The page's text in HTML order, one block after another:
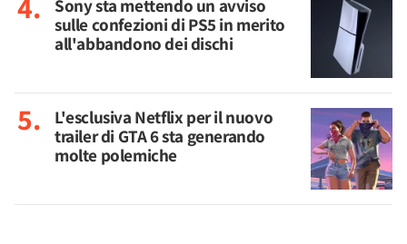
Sony sta mettendo un avviso
sulle confezioni di PS5 in merito
all'abbandono dei dischi
L'esclusiva Netflix per il nuovo
trailer di GTA 6 sta generando
molte polemiche